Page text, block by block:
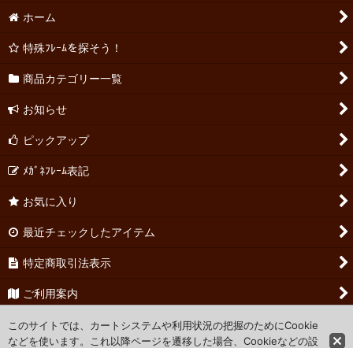
ホーム
特殊ﾌﾚｰﾑを探そう！
商品カテゴリー一覧
お知らせ
ピックアップ
ﾒｶﾞﾈﾌﾚｰﾑ表記
お気に入り
最近チェックしたアイテム
特定商取引法表示
ご利用案内
お問い合わせ
このサイトでは、カートシステムや利用状況の把握のためにCookie
などを使います。これ以降ページを遷移した場合、Cookieなどの設